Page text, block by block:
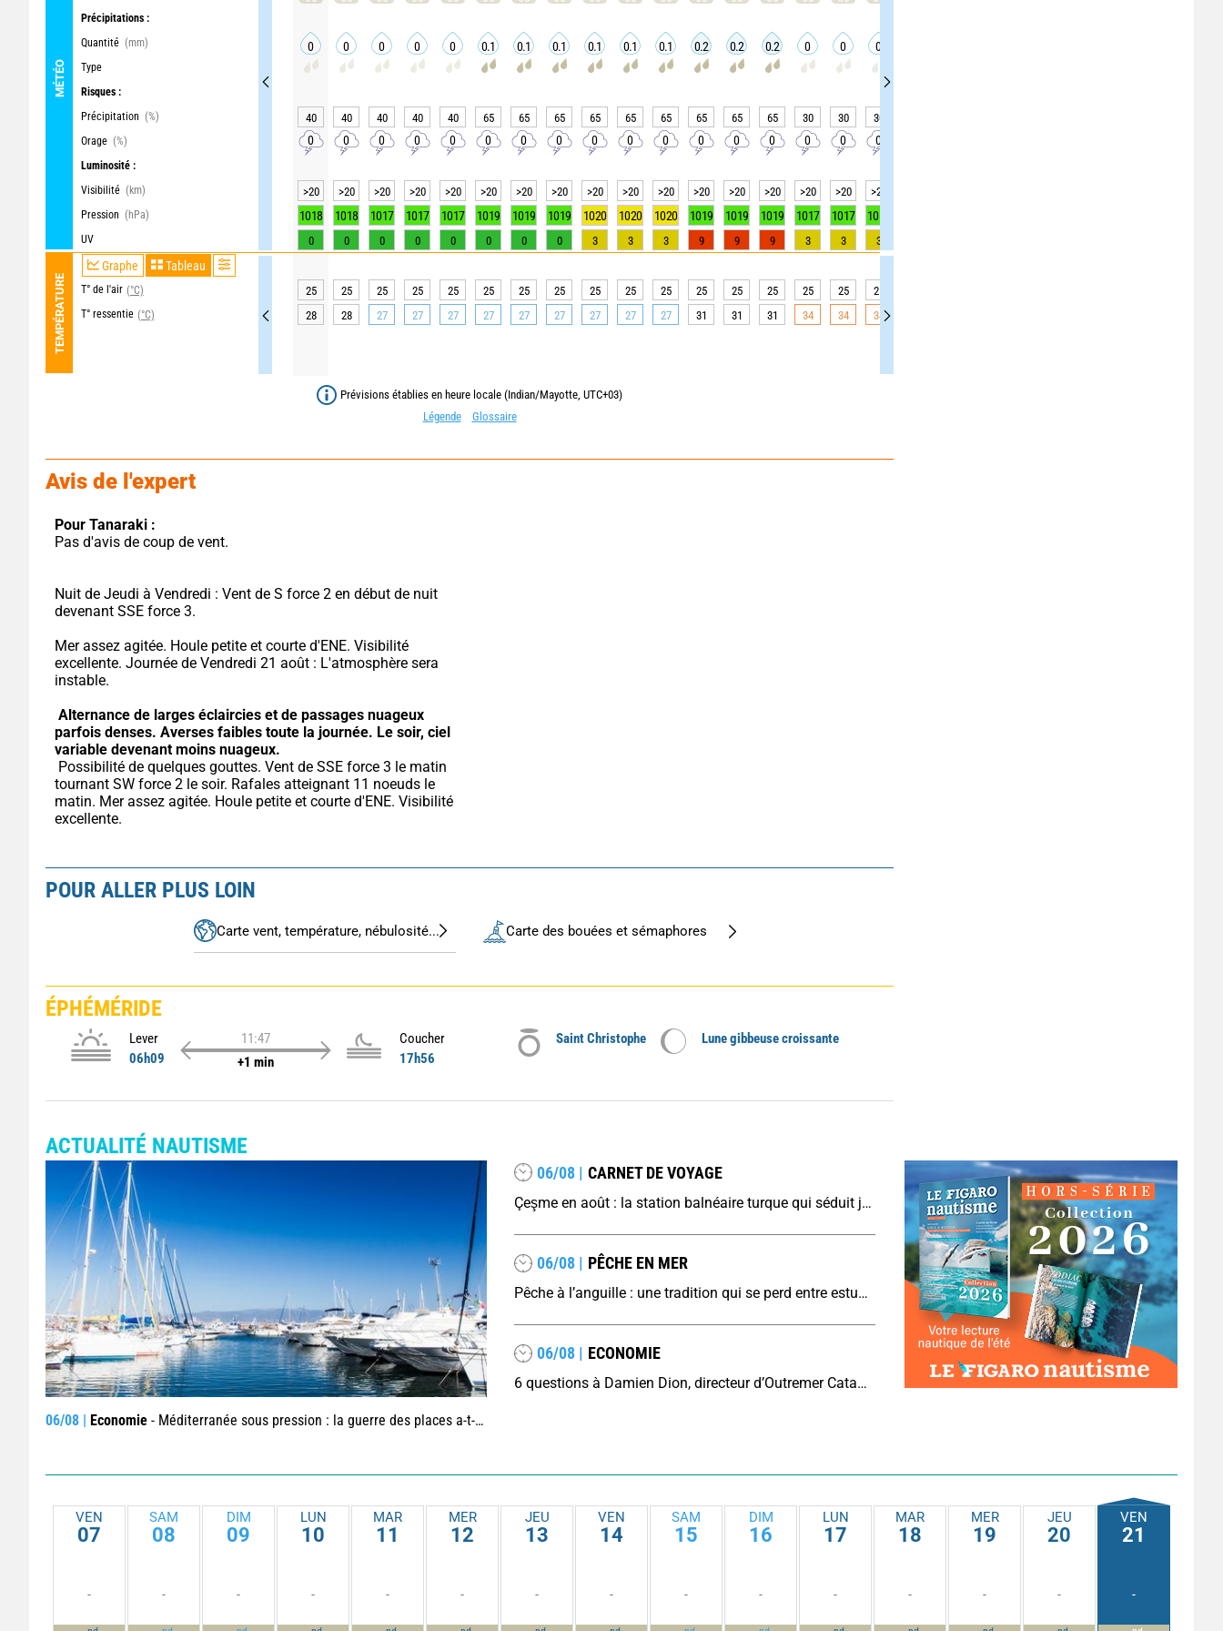
MÉTÉO
Précipitations :
Quantité (mm)
Type
Risques :
Précipitation (%)
Orage (%)
Luminosité :
Visibilité (km)
Pression (hPa)
UV
TEMPÉRATURE
Graphe Tableau
T° de l'air (°C)
T° ressentie (°C)
0 0 0 0 0 0.1 0.1 0.1 0.1 0.1 0.1 0.2 0.2 0.2 0 0 0
40 40 40 40 40 65 65 65 65 65 65 65 65 65 30 30 30
0 0 0 0 0 0 0 0 0 0 0 0 0 0 0 0 0
>20 >20 >20 >20 >20 >20 >20 >20 >20 >20 >20 >20 >20 >20 >20 >20 >20
1018 1018 1017 1017 1017 1019 1019 1019 1020 1020 1020 1019 1019 1019 1017 1017 1017
0 0 0 0 0 0 0 0 3 3 3 9 9 9 3 3 3
25 25 25 25 25 25 25 25 25 25 25 25 25 25 25 25 25
28
28 27 27 27 27 27 27 27 27 27 31 31 31 34 34 34
Prévisions établies en heure locale (Indian/Mayotte, UTC+03)
Légende
Glossaire
Avis de l'expert
Pour Tanaraki :
Pas d'avis de coup de vent.
Nuit de Jeudi à Vendredi : Vent de S force 2 en début de nuit
devenant SSE force 3.
Mer assez agitée. Houle petite et courte d'ENE. Visibilité
excellente. Journée de Vendredi 21 août : L'atmosphère sera
instable.
Alternance de larges éclaircies et de passages nuageux
parfois denses. Averses faibles toute la journée. Le soir, ciel
variable devenant moins nuageux.
tournant SW force 2 le soir. Rafales atteignant 11 noeuds le
matin. Mer assez agitée. Houle petite et courte d'ENE. Visibilité
excellente.
POUR ALLER PLUS LOIN
Carte vent, température, nébulosité... Carte des bouées et sémaphores
ÉPHÉMÉRIDE
Lever
06h09
11:47
+1 min
Coucher
17h56
Saint Christophe Lune gibbeuse croissante
ACTUALITÉ NAUTISME
06/08 | Economie - Méditerranée sous pression : la guerre des places a-t-elle vraiment commencé ?
06/08 | CARNET DE VOYAGE
Çeşme en août : la station balnéaire turque qui séduit jusque de l’autre côté de la mer Égée
06/08 | PÊCHE EN MER
Pêche à l’anguille : une tradition qui se perd entre estuaires et nuit tombée
06/08 | ECONOMIE
6 questions à Damien Dion, directeur d’Outremer Catamarans
VEN
07
-
SAM
08
-
DIM
09
-
LUN
10
-
MAR
11
-
MER
12
-
JEU
13
-
VEN
14
-
SAM
15
-
DIM
16
-
LUN
17
-
MAR
18
-
MER
19
-
JEU
20
-
VEN
21
-